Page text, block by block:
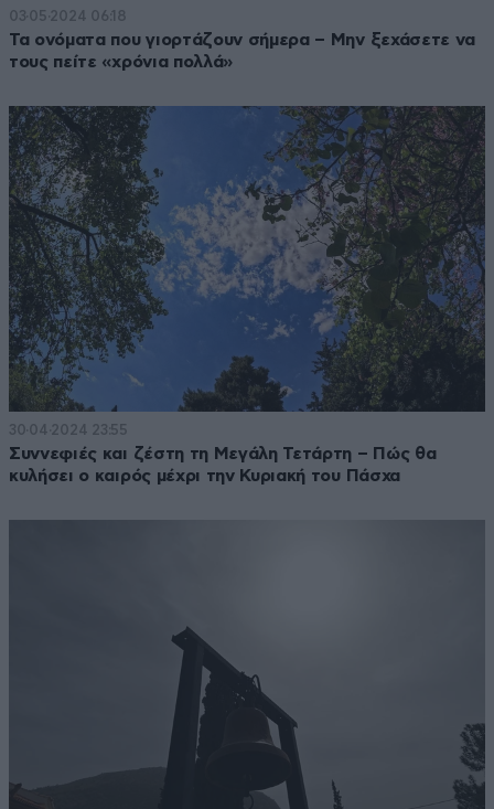
03·05·2024 06:18
Τα ονόματα που γιορτάζουν σήμερα – Μην ξεχάσετε να
τους πείτε «χρόνια πολλά»
30·04·2024 23:55
Συννεφιές και ζέστη τη Μεγάλη Τετάρτη – Πώς θα
κυλήσει ο καιρός μέχρι την Κυριακή του Πάσχα